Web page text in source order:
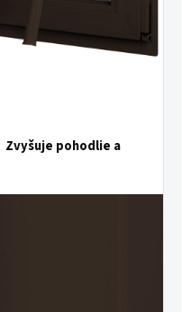
Zvyšuje pohodlie a